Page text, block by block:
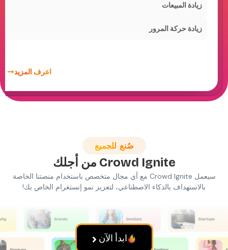
المبيعات
حركة المرور
اعرف المزيد
صُنع للجميع
Crowd Igniteمن أجلك
سيعمل Crowd Ignite مع أي مجال متخصص باستخدام منصتنا الخاصة
بالذكاء الاصطناعي، لتعزيز نمو إنستغرام الخاص بك!
ابدأ الآن